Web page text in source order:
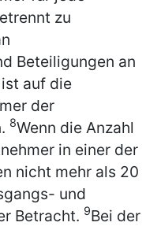
zu
Beteiligungen an
auf die
der
8Wenn die Anzahl
in einer der
nicht mehr als 20
und
Betracht. 9Bei der